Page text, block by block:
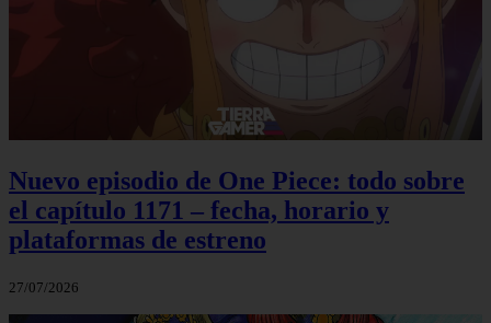
Nuevo episodio de One Piece: todo sobre
el capítulo 1171 – fecha, horario y
plataformas de estreno
27/07/2026